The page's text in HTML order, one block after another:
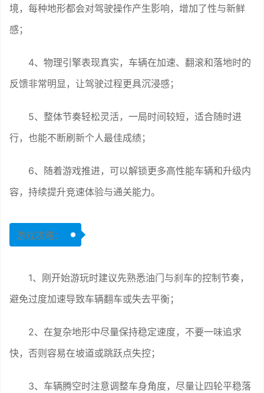
境，每种地形都会对驾驶操作产生影响，增加了性与新鲜
感；
4、物理引擎表现真实，车辆在加速、翻滚和落地时的
反馈非常明显，让驾驶过程更具沉浸感；
5、整体节奏轻松灵活，一局时间较短，适合随时进
行，也能不断刷新个人最佳成绩；
6、随着游戏推进，可以解锁更多高性能车辆和升级内
容，持续提升竞速体验与通关能力。
游戏攻略：
1、刚开始游玩时建议先熟悉油门与刹车的控制节奏，
避免过度加速导致车辆翻车或失去平衡；
2、在复杂地形中尽量保持稳定速度，不要一味追求
快，否则容易在坡道或跳跃点失控；
3、车辆腾空时注意调整车身角度，尽量让四轮平稳落